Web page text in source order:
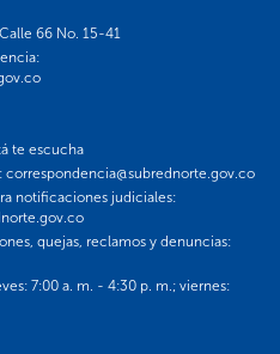
66 No. 15-41
te escucha
notificaciones judiciales:
quejas, reclamos y denuncias:
7:00 a. m. - 4:30 p. m.; viernes: